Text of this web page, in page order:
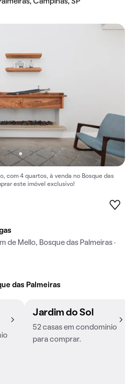
Campinas, SP
com 4 quartos, à venda no Bosque das
este imóvel exclusivo!
de Mello, Bosque das Palmeiras ·
das Palmeiras
Jardim do Sol
52 casas em condomínio
para comprar.